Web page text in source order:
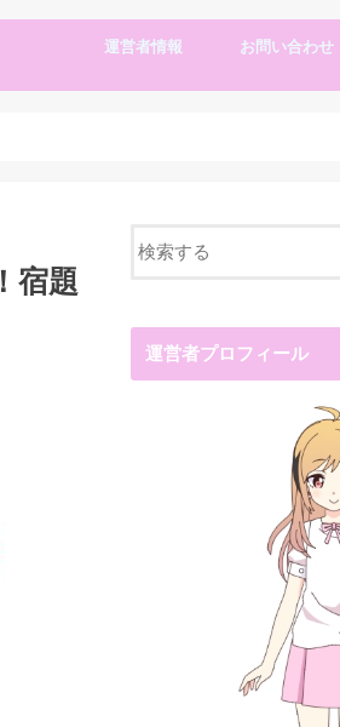
運営者情報 お問い合わせ
宿題
運営者プロフィール